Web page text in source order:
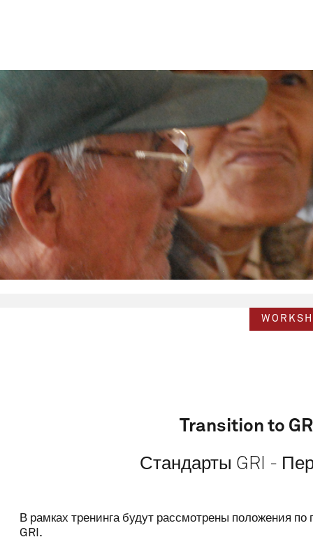
Transition to
Стандарты GRI -
В рамках тренинга будут рассмотрены положения
GRI.
Name